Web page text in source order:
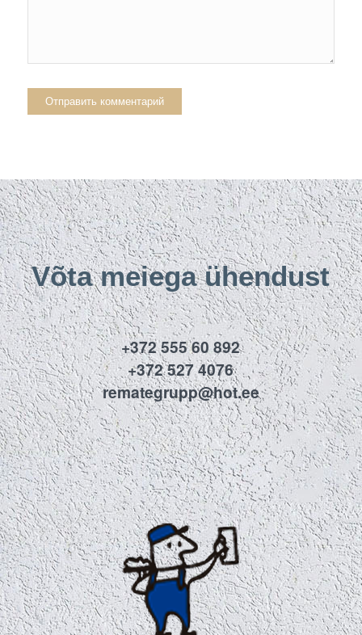
Võta meiega ühendust
+372 555 60 892
+372 527 4076
remategrupp@hot.ee